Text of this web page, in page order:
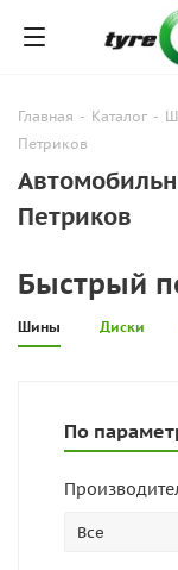
Главная - Каталог -
Петриков
Петриков
Быстрый
Шины Диски
По
Все